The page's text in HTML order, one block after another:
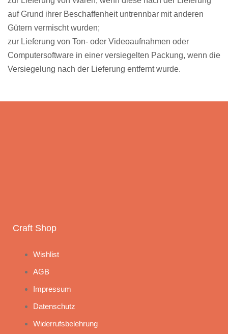
auf Grund ihrer Beschaffenheit untrennbar mit anderen
Gütern vermischt wurden;
zur Lieferung von Ton- oder Videoaufnahmen oder
Computersoftware in einer versiegelten Packung, wenn die
Versiegelung nach der Lieferung entfernt wurde.
Craft Shop
Wishlist
AGB
Impressum
Datenschutz
Widerrufsbelehrung